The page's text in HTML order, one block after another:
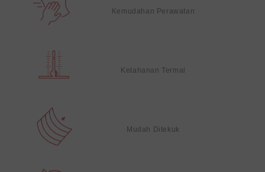
Kemudahan Perawatan
Ketahanan Termal
Mudah Ditekuk